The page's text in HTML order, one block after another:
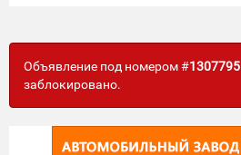
Объявление под номером #1307795
заблокировано.